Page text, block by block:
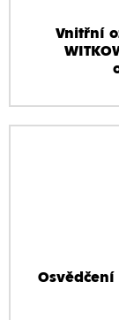
Vnitřní
Osvědčení